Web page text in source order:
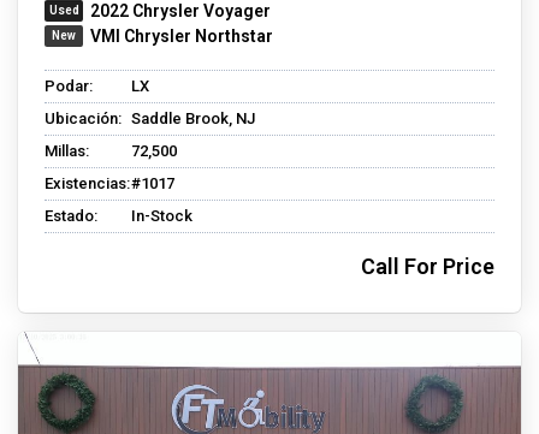
2022 Chrysler Voyager
VMI Chrysler Northstar
Podar:
LX
Ubicación: Saddle Brook, NJ
Millas:
72,500
Existencias:#1017
Estado:
In-Stock
Call For Price